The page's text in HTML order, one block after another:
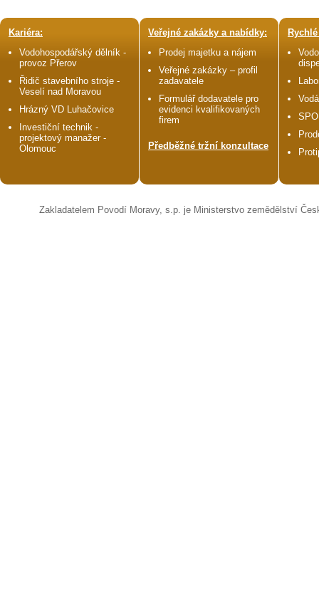
Kariéra:
Vodohospodářský dělník -
provoz Přerov
Řidič stavebního stroje -
Veselí nad Moravou
Hrázný VD Luhačovice
Investiční technik -
projektový manažer -
Olomouc
Veřejné zakázky a nabídky:
Prodej majetku a nájem
Veřejné zakázky – profil
zadavatele
Formulář dodavatele pro
evidenci kvalifikovaných
firem
Předběžné tržní konzultace
Zakladatelem Povodí Moravy, s.p. je Ministerstvo zemědělství